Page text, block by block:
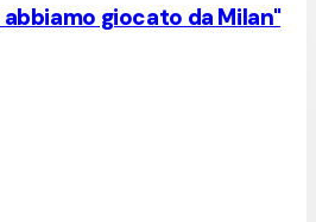
abbiamo giocato da Milan"